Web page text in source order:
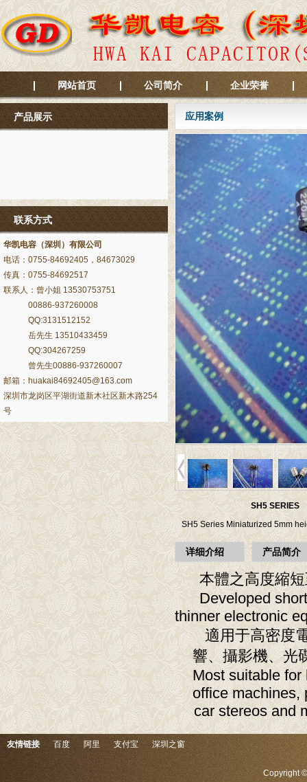
网站首页 公司简介 企业荣誉
产品展示
联系方式
华凯电容（深圳）有限公司
电话：0755-84692405，84673029
传真：0755-84692517
联系人：曾小姐 13530753751
00886-937260008
QQ:3131512152
岳先生 13510433459
QQ:304267259
曾先生00886-937260007
邮箱：huakai84692405@163.com
深圳市龙岗区平湖街道新木社区新木路254
号
应用案例
SH5 SERIES
SH5 Series Miniaturized 5mm
详细介绍 产品简介
本體之高度縮短
Developed short
thinner electronic
適用于高密度
響、攝影機、光
Most suitable
office machines,
car stereos and
友情链接 百度 阿里 支付宝 深圳之窗
Copyright